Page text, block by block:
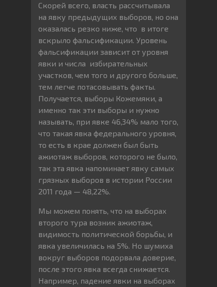
Скорей всего, власть рассчитывала
на явку предыдущих выборов, но она
оказалась резко ниже, что в итоге
вскрыло фальсификации. Уровень
фальсификации зависит от уровня
явки и числа избирательных
участков, чем того и другого больше,
тем легче потасовывать факты.
Получается, выборы Кожемяки, а
именно так эти выборы и нужно
называть, при явке 46,34% мало того,
что такая явка федерального уровня,
то есть в крае должен был быть
ажиотаж выборов, которого не было,
так эта явка напоминает явку самых
грязных выборов в истории России
2011 года — 48,22%.
Мы можем понять, что на выборах
второго тура возник ажиотаж,
видимость политической борьбы, и
явка увеличилась на 5%. Но шумиха
вокруг выборов подорвала доверие,
после этого явка всегда снижается.
Например, падение явки на выборах